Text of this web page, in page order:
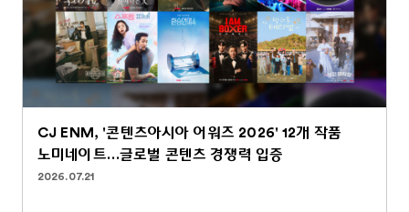
CJ ENM, '콘텐츠아시아 어워즈 2026' 12개 작품
노미네이트…글로벌 콘텐츠 경쟁력 입증
2026.07.21